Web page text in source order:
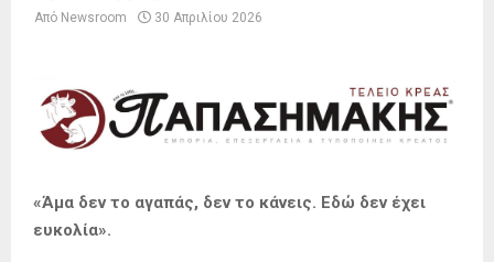
Από Newsroom 30 Απριλίου 2026
«Άμα δεν το αγαπάς, δεν το κάνεις. Εδώ δεν έχει
ευκολία».